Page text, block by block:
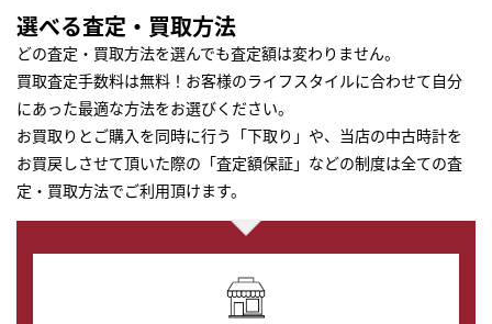
選べる査定・買取方法
どの査定・買取方法を選んでも査定額は変わりません。
買取査定手数料は無料！お客様のライフスタイルに合わせて自分
にあった最適な方法をお選びください。
お買取りとご購入を同時に行う「下取り」や、当店の中古時計を
お買戻しさせて頂いた際の「査定額保証」などの制度は全ての査
定・買取方法でご利用頂けます。